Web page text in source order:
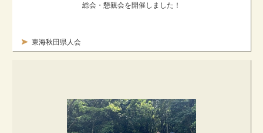
東海秋田県人会
総会・懇親会を開催しました！